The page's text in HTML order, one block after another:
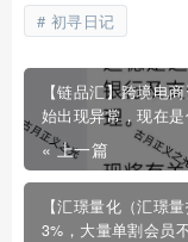
初寻日记
【链品汇】跨境电
始出现异常，现在
« 上一篇
【汇璟量化（汇璟
3%，大量单割会员